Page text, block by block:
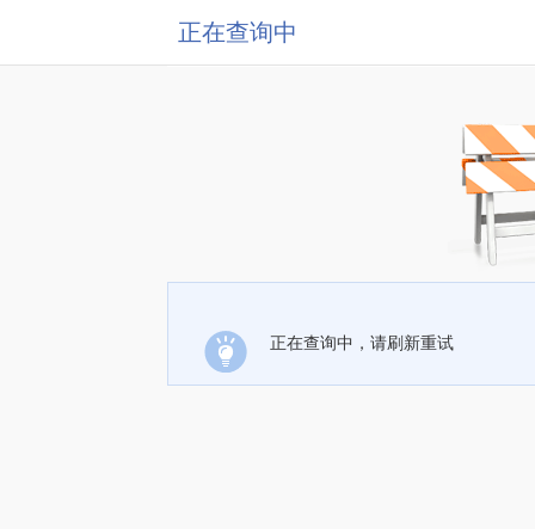
正在查询中
正在查询中，请刷新重试